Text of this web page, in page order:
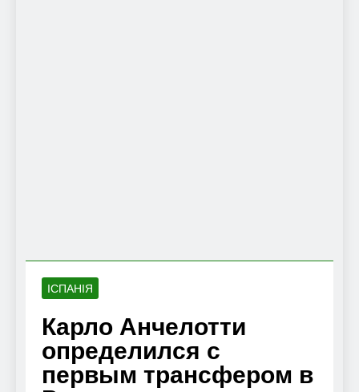
ІСПАНІЯ
Карло Анчелотти
определился с
первым трансфером в